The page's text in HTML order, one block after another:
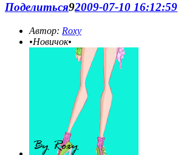
Поделиться92009-07-10 16:12:59
Автор: Roxy
•Новичок•